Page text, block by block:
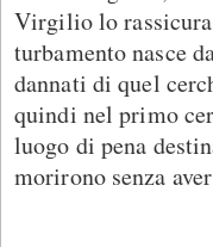
Virgilio lo
turbamento nasce
dannati di quel
quindi nel primo
luogo di pena
morirono senza